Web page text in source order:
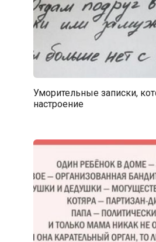
Уморительные записки,
настроение